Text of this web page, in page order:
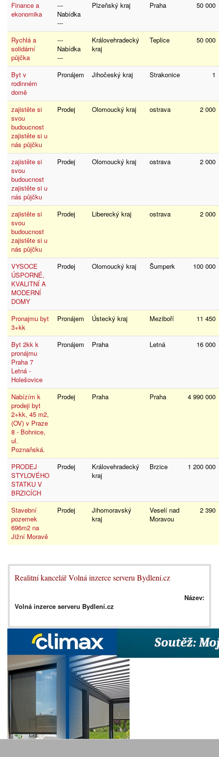
Finance a
ekonomika
---
Nabídka
---
Plzeňský kraj Praha 50 000
Rychlá a
solidární
půjčka
---
Nabídka
---
Královehradecký
kraj
Teplice 50 000
Byt v
rodinném
domě
Pronájem Jihočeský kraj Strakonice 1
zajistěte si
svou
budoucnost
zajistěte si u
nás půjčku
Prodej Olomoucký kraj ostrava 2 000
zajistěte si
svou
budoucnost
zajistěte si u
nás půjčku
Prodej Olomoucký kraj ostrava 2 000
zajistěte si
svou
budoucnost
zajistěte si u
nás půjčku
Prodej Liberecký kraj ostrava 2 000
VYSOCE
ÚSPORNÉ,
KVALITNÍ A
MODERNÍ
DOMY
Prodej Olomoucký kraj Šumperk 100 000
Pronajmu byt
3+kk
Pronájem Ústecký kraj Meziboří 11 450
Byt 2kk k
pronájmu
Praha 7
Letná -
Holešovice
Pronájem Praha Letná 16 000
Nabízím k
prodeji byt
2+kk, 45 m2,
(OV) v Praze
8 - Bohnice,
ul.
Poznaňská.
Prodej Praha Praha 4 990 000
PRODEJ
STYLOVÉHO
STATKU V
BRZICÍCH
Prodej
Královehradecký
kraj
Brzice 1 200 000
Stavební
pozemek
696m2 na
Jižní Moravě
Prodej
Jihomoravský
kraj
Veselí nad
Moravou
2 390
Realitní kancelář Volná inzerce serveru Bydlení.cz
Název:
Volná inzerce serveru Bydlení.cz